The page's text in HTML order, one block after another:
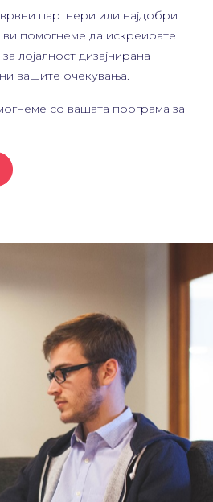
партнери или најдобри
помогнеме да искреирате
лојалност дизајнирана
вашите очекувања.
со вашата програма за